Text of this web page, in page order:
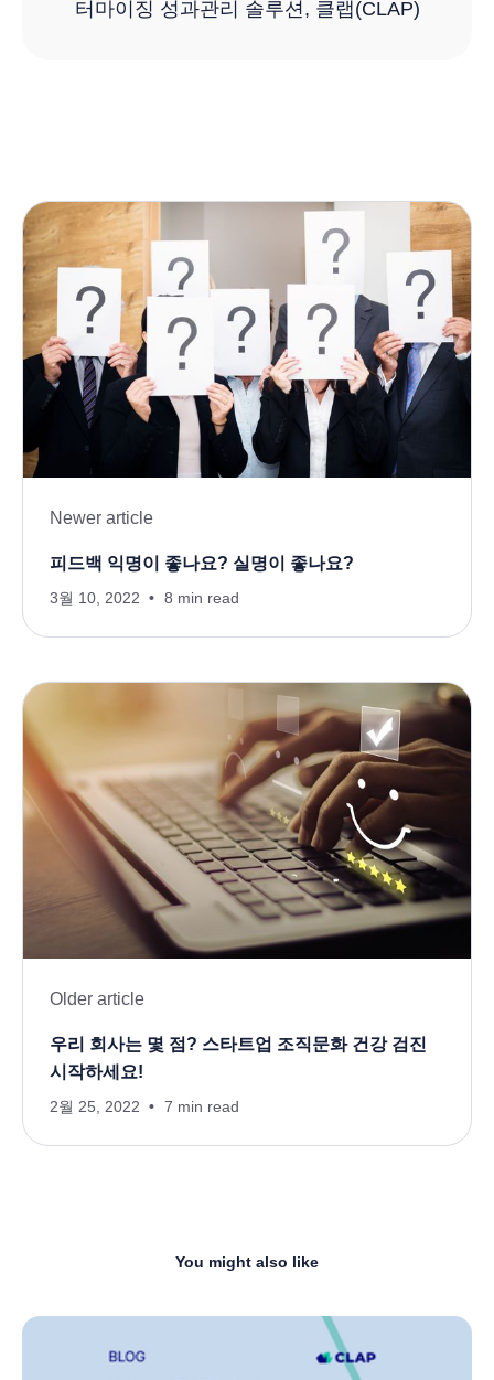
터마이징 성과관리 솔루션, 클랩(CLAP)
Newer article
피드백 익명이 좋나요? 실명이 좋나요?
3월 10, 2022 8 min read
Older article
우리 회사는 몇 점? 스타트업 조직문화 건강 검진
시작하세요!
2월 25, 2022 7 min read
You might also like